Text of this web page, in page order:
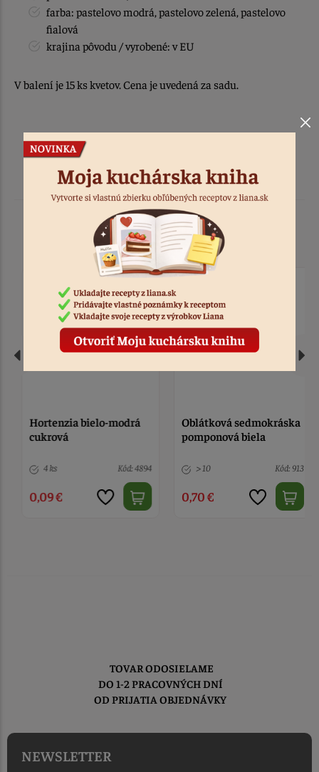
farba: pastelovo modrá, pastelovo zelená, pastelovo
fialová
krajina pôvodu / vyrobené: v EU
V balení je 15 ks kvetov. Cena je uvedená za sadu.
Podobné produkty
Hortenzia bielo-modrá
cukrová
4 ks Kód: 4894
0,09 €
Oblátková sedmokráska
pomponová biela
> 10 Kód: 913
0,70 €
TOVAR ODOSIELAME
DO 1-2 PRACOVNÝCH DNÍ
OD PRIJATIA OBJEDNÁVKY
NEWSLETTER